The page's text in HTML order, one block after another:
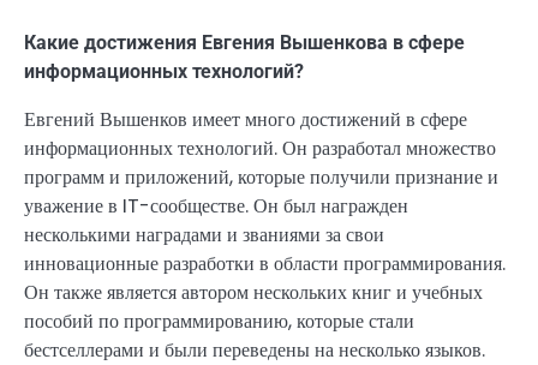
Какие достижения Евгения Вышенкова в сфере
информационных технологий?
Евгений Вышенков имеет много достижений в сфере
информационных технологий. Он разработал множество
программ и приложений, которые получили признание и
уважение в IT-сообществе. Он был награжден
несколькими наградами и званиями за свои
инновационные разработки в области программирования.
Он также является автором нескольких книг и учебных
пособий по программированию, которые стали
бестселлерами и были переведены на несколько языков.